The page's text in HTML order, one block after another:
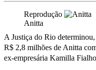
Reprodução
Anitta
A Justiça do Rio
R$ 2,8 milhões de Anitta
ex-empresária Kamilla